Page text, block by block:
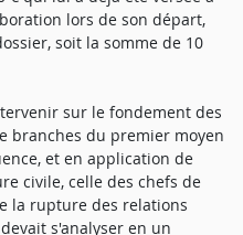
lors de son départ,
soit la somme de 10
sur le fondement des
branches du premier moyen
et en application de
civile, celle des chefs de
la rupture des relations
s'analyser en un